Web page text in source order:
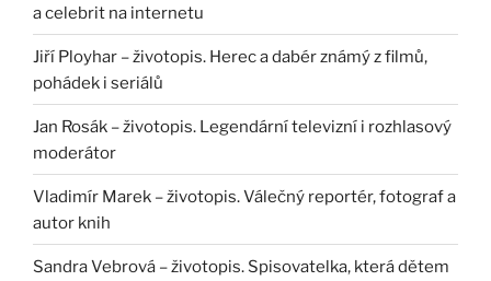
a celebrit na internetu
Jiří Ployhar – životopis. Herec a dabér známý z filmů,
pohádek i seriálů
Jan Rosák – životopis. Legendární televizní i rozhlasový
moderátor
Vladimír Marek – životopis. Válečný reportér, fotograf a
autor knih
Sandra Vebrová – životopis. Spisovatelka, která dětem